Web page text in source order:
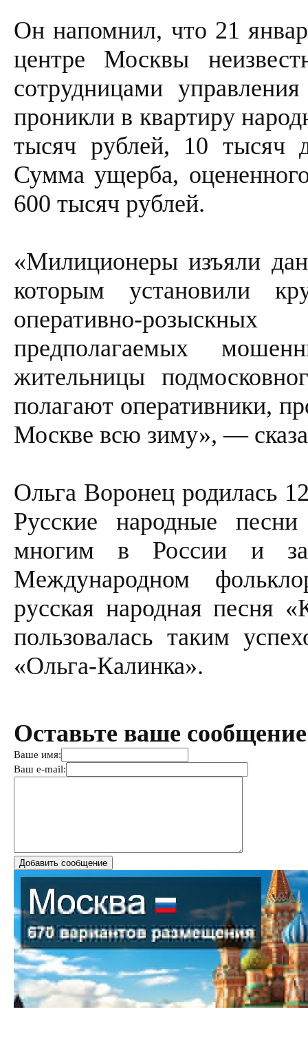
Он напомнил, что 21
центре Москвы
сотрудницами
проникли в квартиру
тысяч рублей, 10 тысяч
Сумма ущерба,
600 тысяч рублей.
«Милиционеры изъяли
которым установили
оперативно-
предполагаемых
жительницы
полагают оперативники,
Москве всю зиму», —
Ольга Воронец родилась
Русские народные
многим в России и
Международном
русская народная песня
пользовалась таким
«Ольга-Калинка».
Оставьте ваше
Ваше имя:
Ваш e-mail: